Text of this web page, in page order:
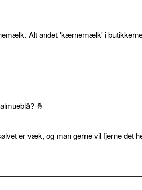
Alt andet 'kærnemælk' i
🤞
er væk, og man gerne vil fjerne det